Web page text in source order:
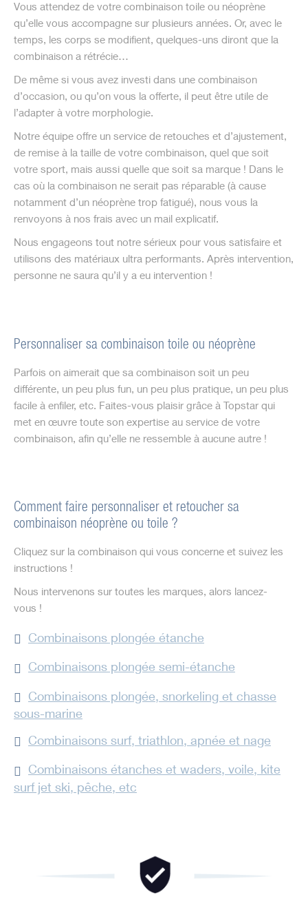
Vous attendez de votre combinaison toile ou néoprène
qu’elle vous accompagne sur plusieurs années. Or, avec le
temps, les corps se modifient, quelques-uns diront que la
combinaison a rétrécie…
De même si vous avez investi dans une combinaison
d’occasion, ou qu’on vous la offerte, il peut être utile de
l’adapter à votre morphologie.
Notre équipe offre un service de retouches et d’ajustement,
de remise à la taille de votre combinaison, quel que soit
votre sport, mais aussi quelle que soit sa marque ! Dans le
cas où la combinaison ne serait pas réparable (à cause
notamment d’un néoprène trop fatigué), nous vous la
renvoyons à nos frais avec un mail explicatif.
Nous engageons tout notre sérieux pour vous satisfaire et
utilisons des matériaux ultra performants. Après intervention,
personne ne saura qu’il y a eu intervention !
Personnaliser sa combinaison toile ou néoprène
Parfois on aimerait que sa combinaison soit un peu
différente, un peu plus fun, un peu plus pratique, un peu plus
facile à enfiler, etc. Faites-vous plaisir grâce à Topstar qui
met en œuvre toute son expertise au service de votre
combinaison, afin qu’elle ne ressemble à aucune autre !
Comment faire personnaliser et retoucher sa
combinaison néoprène ou toile ?
Cliquez sur la combinaison qui vous concerne et suivez les
instructions !
Nous intervenons sur toutes les marques, alors lancez-
vous !
Combinaisons plongée étanche
Combinaisons plongée semi-étanche
Combinaisons plongée, snorkeling et chasse
sous-marine
Combinaisons surf, triathlon, apnée et nage
Combinaisons étanches et waders, voile, kite
surf jet ski, pêche, etc